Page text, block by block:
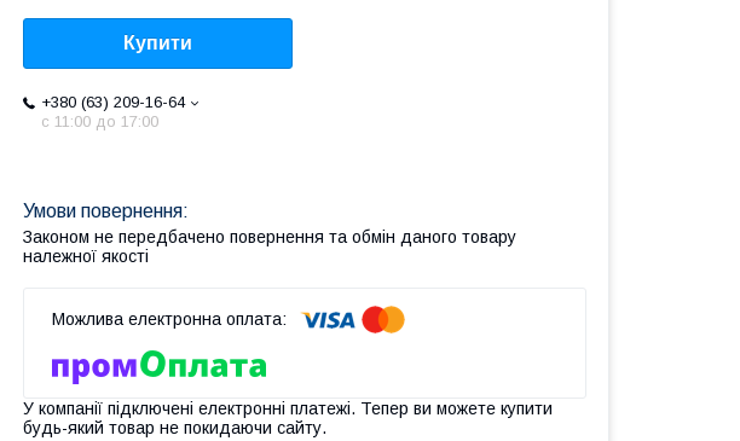
Купити
+380 (63) 209-16-64
с 11:00 до 17:00
Законом не передбачено повернення та обмін даного товару
належної якості
У компанії підключені електронні платежі. Тепер ви можете купити
будь-який товар не покидаючи сайту.